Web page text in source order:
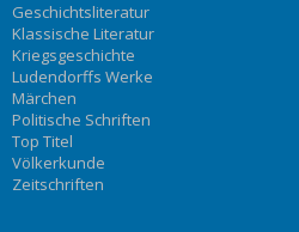
Geschichtsliteratur
Klassische Literatur
Kriegsgeschichte
Ludendorffs Werke
Märchen
Politische Schriften
Top Titel
Völkerkunde
Zeitschriften